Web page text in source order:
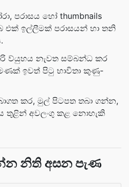
පරාසය හෝ thumbnails
ඉල්ලීමක් පරාසයන් හා තනි
ව්යුහය නැවත සම්බන්ධ කර
ඉවත් පිටු භාවිතා කුණු-
කර, මුල් පිටපත තබා ගන්න,
තුළින් අවලංගු කළ නොහැකි
නිති අසන පැණ